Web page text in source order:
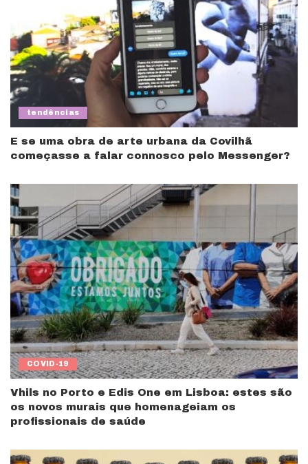
tendências
E se uma obra de arte urbana da Covilhã
começasse a falar connosco pelo Messenger?
COVID-19
Vhils no Porto e Edis One em Lisboa: estes são
os novos murais que homenageiam os
profissionais de saúde